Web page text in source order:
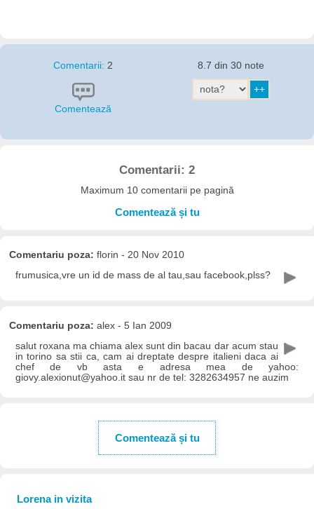
Comentarii: 2
Comentează
8.7 din 30 note
Comentarii: 2
Maximum 10 comentarii pe pagină
Comentează și tu
Comentariu poza: florin - 20 Nov 2010
frumusica,vre un id de mass de al tau,sau facebook,plss?
Comentariu poza: alex - 5 Ian 2009
salut roxana ma chiama alex sunt din bacau dar acum stau
in torino sa stii ca, cam ai dreptate despre italieni daca ai
chef de vb asta e adresa mea de yahoo:
giovy.alexionut@yahoo.it sau nr de tel: 3282634957 ne auzim
Comentează și tu
Lorena in vizita